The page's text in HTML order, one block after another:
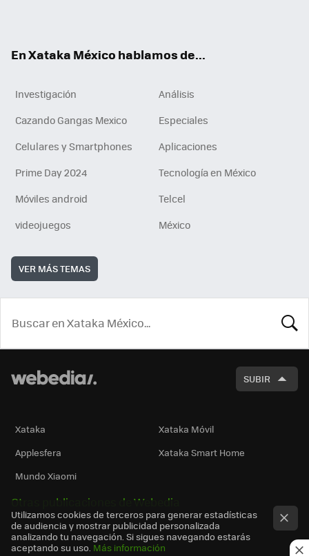
En Xataka México hablamos de...
Investigación
Análisis
Cazando Gangas Mexico
Especiales
Celulares y Smartphones
Aplicaciones
Prime Day 2024
Tecnología en México
Móviles android
Telcel
videojuegos
México
VER MÁS TEMAS
SUBIR
Xataka
Xataka Móvil
Applesfera
Xataka Smart Home
Mundo Xiaomi
Otras publicaciones de Webedia
Utilizamos cookies de terceros para generar estadísticas
de audiencia y mostrar publicidad personalizada
analizando tu navegación. Si sigues navegando estarás
aceptando su uso. Más información